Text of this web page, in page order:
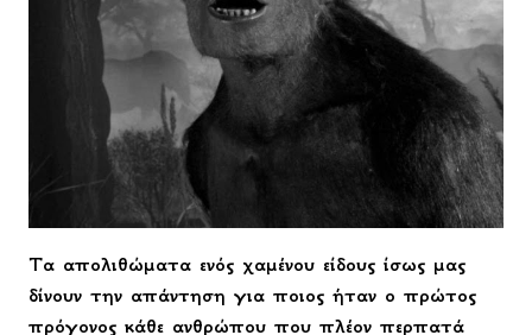
Τα απολιθώματα ενός χαμένου είδους ίσως μας
δίνουν την απάντηση για ποιος ήταν ο πρώτος
πρόγονος κάθε ανθρώπου που πλέον περπατά